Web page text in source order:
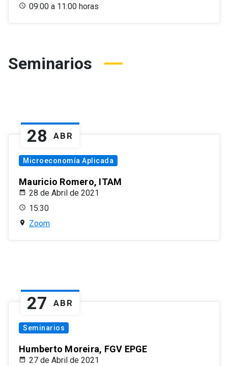
09:00 a 11:00 horas
Seminarios
28 ABR
Microeconomía Aplicada
Mauricio Romero, ITAM
28 de Abril de 2021
15:30
Zoom
27 ABR
Seminarios
Humberto Moreira, FGV EPGE
27 de Abril de 2021